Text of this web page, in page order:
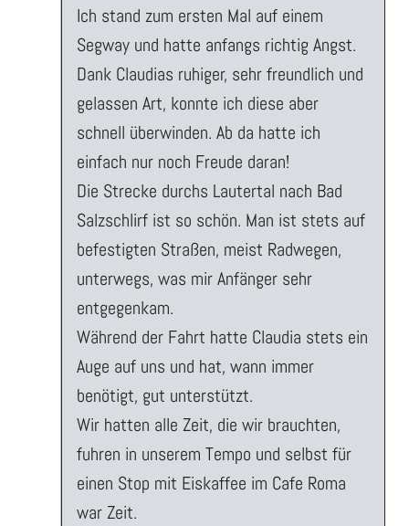
Ich stand zum ersten Mal auf einem
Segway und hatte anfangs richtig Angst.
Dank Claudias ruhiger, sehr freundlich und
gelassen Art, konnte ich diese aber
schnell überwinden. Ab da hatte ich
einfach nur noch Freude daran!
Die Strecke durchs Lautertal nach Bad
Salzschlirf ist so schön. Man ist stets auf
befestigten Straßen, meist Radwegen,
unterwegs, was mir Anfänger sehr
entgegenkam.
Während der Fahrt hatte Claudia stets ein
Auge auf uns und hat, wann immer
benötigt, gut unterstützt.
Wir hatten alle Zeit, die wir brauchten,
fuhren in unserem Tempo und selbst für
einen Stop mit Eiskaffee im Cafe Roma
war Zeit.